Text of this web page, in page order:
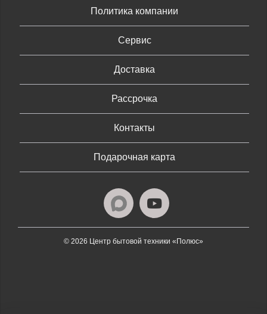
Политика компании
Сервис
Доставка
Рассрочка
Контакты
Подарочная карта
© 2026 Центр бытовой техники «Полюс»